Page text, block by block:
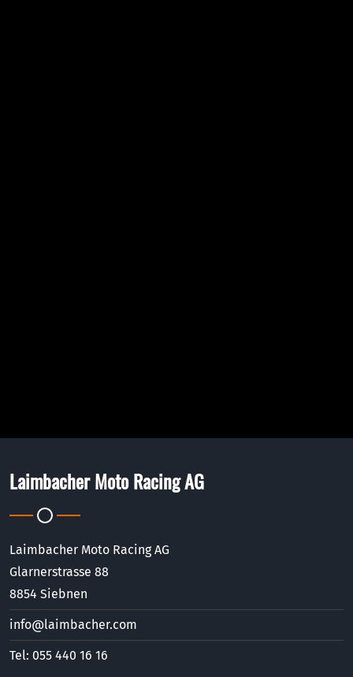
Laimbacher Moto Racing AG
Laimbacher Moto Racing AG
Glarnerstrasse 88
8854 Siebnen
info@laimbacher.com
Tel: 055 440 16 16